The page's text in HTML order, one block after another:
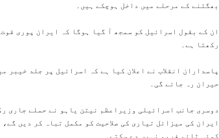
بھگتنے کے مرحلے میں داخل ہوچکے ہیں۔
ان کے بقول اسرائیل کو سمجھ آ گیا ہوگا کہ ایران پوری
رکھتا ہے۔
پاسداران انقلاب نے اعلان کیا ہے کہ اسرائیل پر جلد خیبر
حیران رہ جائے گی۔
دوسری جانب اسرائیلی وزیراعظم نیتن یاہو نے حملے جاری
ایران کی میزائل تیاری کی صلاحیت کو مکمل تباہ کر دیں
کوئی ٹائم فریم نہیں دے سکتے۔